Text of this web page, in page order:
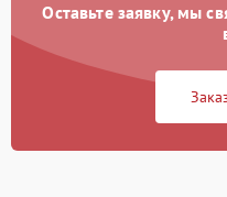
Оставьте заявку, мы